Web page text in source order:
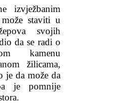
izvježbanim
staviti u
svojih
da se radi o
kamenu
žilicama,
je da može da
je pomnije